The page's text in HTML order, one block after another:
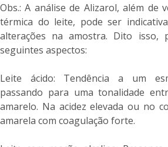
Obs.: A análise de Alizarol, além de
térmica do leite, pode ser
alterações na amostra. Dito isso,
seguintes aspectos:
Leite ácido: Tendência a um
passando para uma tonalidade
amarelo. Na acidez elevada ou no
amarela com coagulação forte.